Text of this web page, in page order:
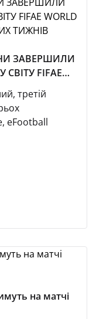
ЗАВЕРШИЛИ
FIFAE
ІГРОВИХ
третій
eFootball
на матчі